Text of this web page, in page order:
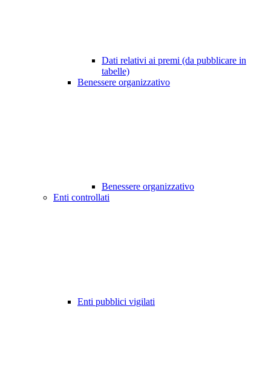
Dati relativi ai premi (da pubblicare in
tabelle)
Benessere organizzativo
Benessere organizzativo
Enti controllati
Enti pubblici vigilati